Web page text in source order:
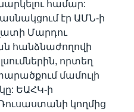
համար:
էր ԱՄՆ-ի
Մարդու
հանձնաժողովի
որտեղ
մամուլի
ԵԱՀԿ-ի
կողմից